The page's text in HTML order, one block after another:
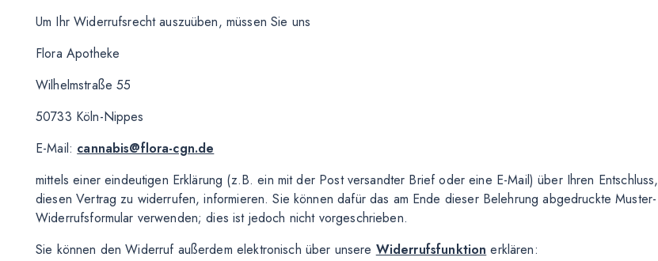
Um Ihr Widerrufsrecht auszuüben, müssen Sie uns
Flora Apotheke
Wilhelmstraße 55
50733 Köln-Nippes
E-Mail: cannabis@flora-cgn.de
mittels einer eindeutigen Erklärung (z.B. ein mit der Post versandter Brief oder eine E-Mail) über Ihren Entschluss,
diesen Vertrag zu widerrufen, informieren. Sie können dafür das am Ende dieser Belehrung abgedruckte Muster-
Widerrufsformular verwenden; dies ist jedoch nicht vorgeschrieben.
Sie können den Widerruf außerdem elektronisch über unsere Widerrufsfunktion erklären: